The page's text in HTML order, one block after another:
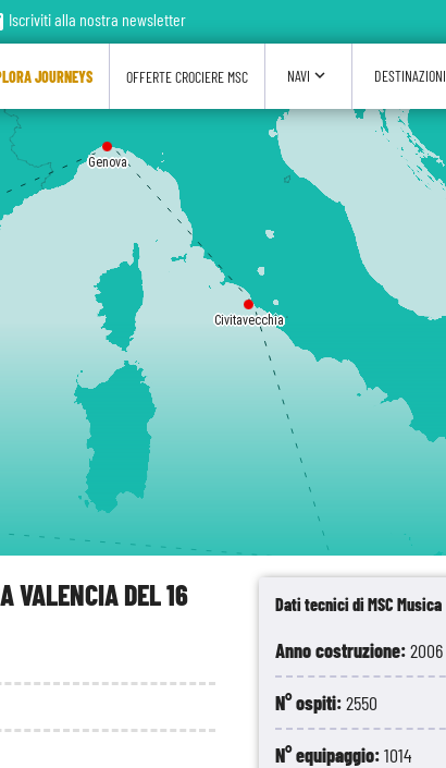
VALENCIA DEL 16
Dati tecnici di MSC Musica
Anno costruzione:2006
N° ospiti:2550
N° equipaggio:1014
Genova
Civitavecchia
Palermo
Iscriviti alla nostra newsletter
JOURNEYS OFFERTE CROCIERE MSC NAVI expand_more DESTINAZIONI